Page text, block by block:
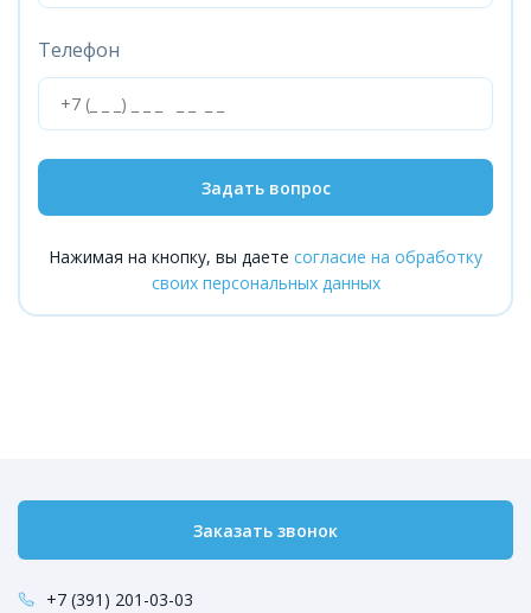
Телефон
Задать вопрос
Нажимая на кнопку, вы даете согласие на обработку
своих персональных данных
Заказать звонок
+7 (391) 201-03-03